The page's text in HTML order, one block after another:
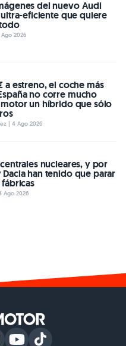
del nuevo Audi
ultra-eficiente que quiere
2026
a estreno, el coche más
no corre mucho
un híbrido que sólo
| 4 Ago 2026
nucleares, y por
han tenido que parar
Ago 2026